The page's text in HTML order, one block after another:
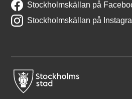
Stockholmskällan på
Stockholmskällan på